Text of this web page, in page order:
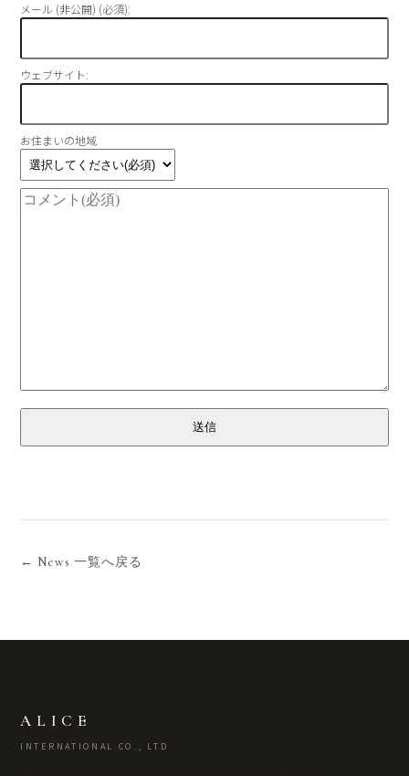
メール (非公開) (必須):
ウェブサイト:
お住まいの地域
送信
← News 一覧へ戻る
ALICE
INTERNATIONAL CO., LTD